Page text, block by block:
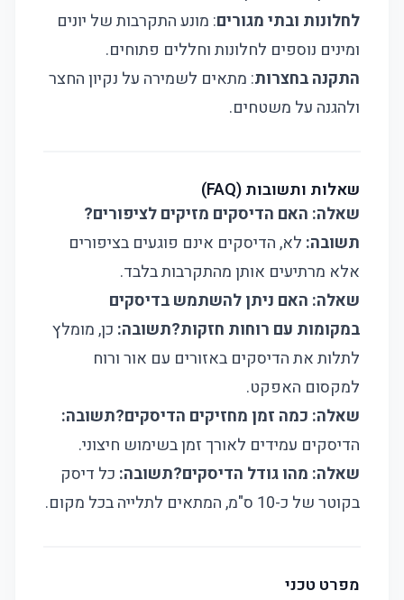
לחלונות ובתי מגורים: מונע התקרבות של יונים
ומינים נוספים לחלונות וחללים פתוחים.
התקנה בחצרות: מתאים לשמירה על נקיון החצר
ולהגנה על משטחים.
שאלות ותשובות (FAQ)
שאלה: האם הדיסקים מזיקים לציפורים?
תשובה: לא, הדיסקים אינם פוגעים בציפורים
אלא מרתיעים אותן מהתקרבות בלבד.
שאלה: האם ניתן להשתמש בדיסקים
במקומות עם רוחות חזקות?תשובה: כן, מומלץ
לתלות את הדיסקים באזורים עם אור ורוח
למקסום האפקט.
שאלה: כמה זמן מחזיקים הדיסקים?תשובה:
הדיסקים עמידים לאורך זמן בשימוש חיצוני.
שאלה: מהו גודל הדיסקים?תשובה: כל דיסק
בקוטר של כ-10 ס"מ, המתאים לתלייה בכל מקום.
מפרט טכני